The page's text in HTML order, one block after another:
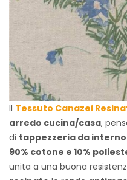
Il Tessuto Canazei
arredo cucina/casa,
di tappezzeria da
90% cotone e 10%
unita a una buona